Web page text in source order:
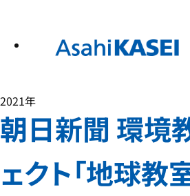
2021年
朝日新聞 環境
ェクト「地球教